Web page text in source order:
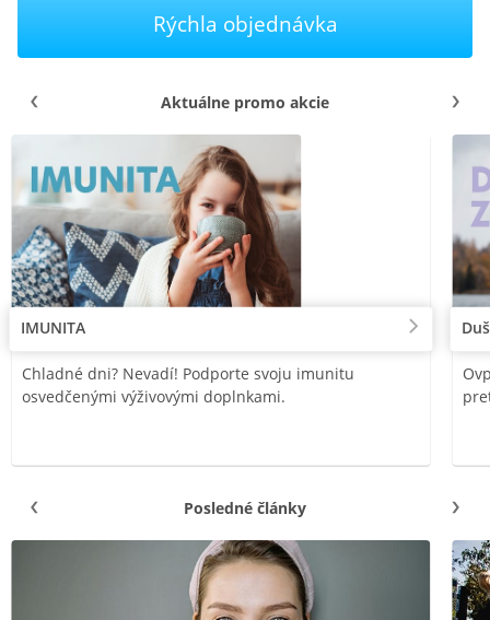
Rýchla objednávka
Aktuálne promo akcie
IMUNITA
Chladné dni? Nevadí! Podporte svoju imunitu
osvedčenými výživovými doplnkami.
Posledné články